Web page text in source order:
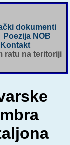
dokumenti
Poezija NOB
Kontakt
ratu na teritoriji